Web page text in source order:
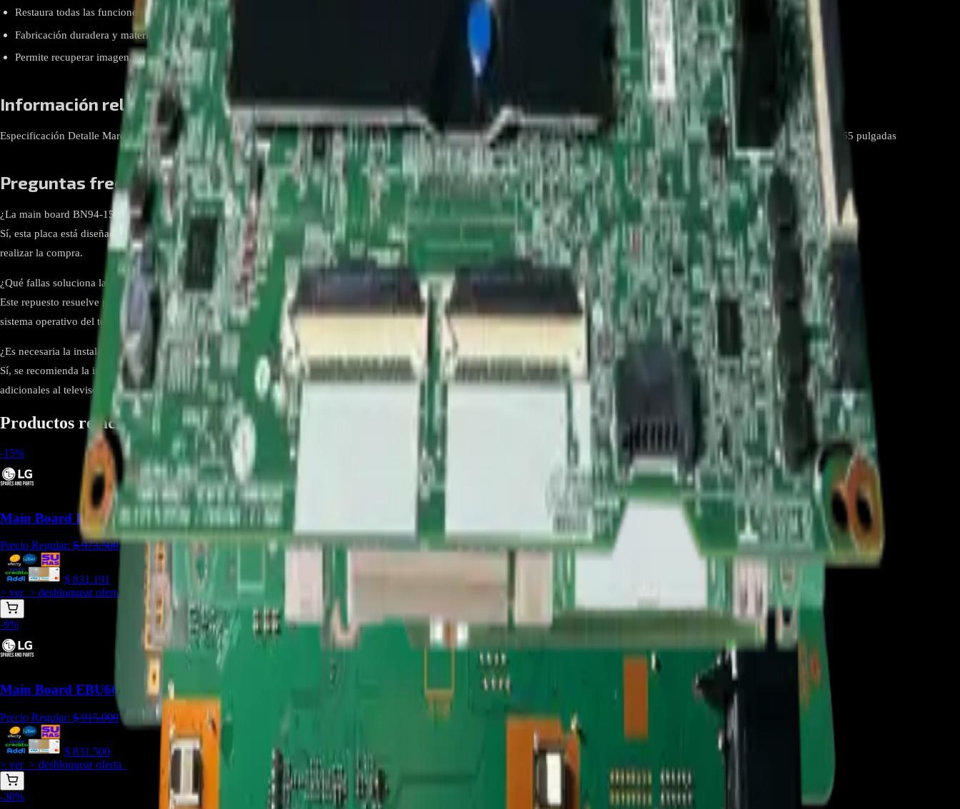
Restaura todas las funciones electrónicas del televisor.
Fabricación duradera y materiales de alta calidad.
Permite recuperar imagen, sonido y conectividad en caso de fallas.
Información relevante
Especificación Detalle Marca Samsung Modelo BN94-15257H Tipo Main Board para TV Compatibilidad Samsung UN65TU7000KXZL Dimensiones Estándar para televisores Samsung de 65 pulgadas
Preguntas frecuentes
¿La main board BN94-15257H es exclusiva para el modelo UN65TU7000KXZL?
Sí, esta placa está diseñada específicamente para este televisor. Es importante confirmar el modelo antes de
realizar la compra.
¿Qué fallas soluciona la main board BN94-15257H?
Este repuesto resuelve problemas relacionados con encendido, imagen, sonido, conectividad y errores del
sistema operativo del televisor.
¿Es necesaria la instalación por un técnico especializado?
Sí, se recomienda la instalación por un técnico calificado para garantizar un montaje correcto y evitar daños
adicionales al televisor.
Productos relacionados
-15%
Main Board EBU66395001 Para TV LG OLED55A1PSA - REP-1191
Precio Regular: $973.500
$ 831.191
> ver_ > desbloquear oferta_
-9%
Main Board EBU66375501 para TV LG 55NANO80SPA - REP-474
Precio Regular: $915.000
$ 831.500
> ver_ > desbloquear oferta_
-30%